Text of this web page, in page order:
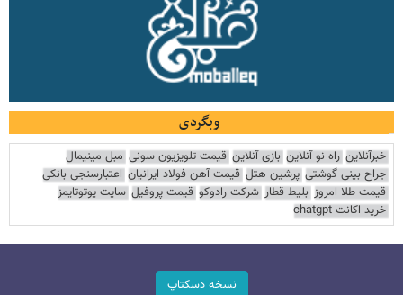
وبگردی
خبرآنلاین راه نو آنلاین بازی آنلاین قیمت تلویزیون سونی مبل مینیمال
جراح بینی گوشتی پرشین هتل قیمت آهن فولاد ایرانیان اعتبارسنجی بانکی
قیمت طلا امروز بلیط قطار شرکت رادوکو قیمت پروفیل سایت یوتوتایمز
خرید اکانت chatgpt
نسخه دسکتاپ